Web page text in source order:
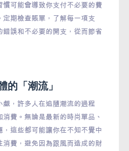
可能會導致你支付不必要的費
定期檢查賬單，了解每一項支
錯誤和不必要的開支，從而節省
的「潮流」
覷，許多人在追隨潮流的過程
費。無論是最新的時尚單品、
這些都可能讓你在不知不覺中
消費，避免因為跟風而造成的財